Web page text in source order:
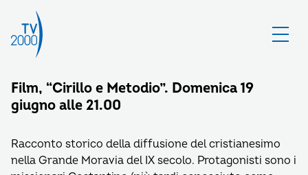
Film, “Cirillo e Metodio”. Domenica 19
giugno alle 21.00
Racconto storico della diffusione del cristianesimo
nella Grande Moravia del IX secolo. Protagonisti sono i